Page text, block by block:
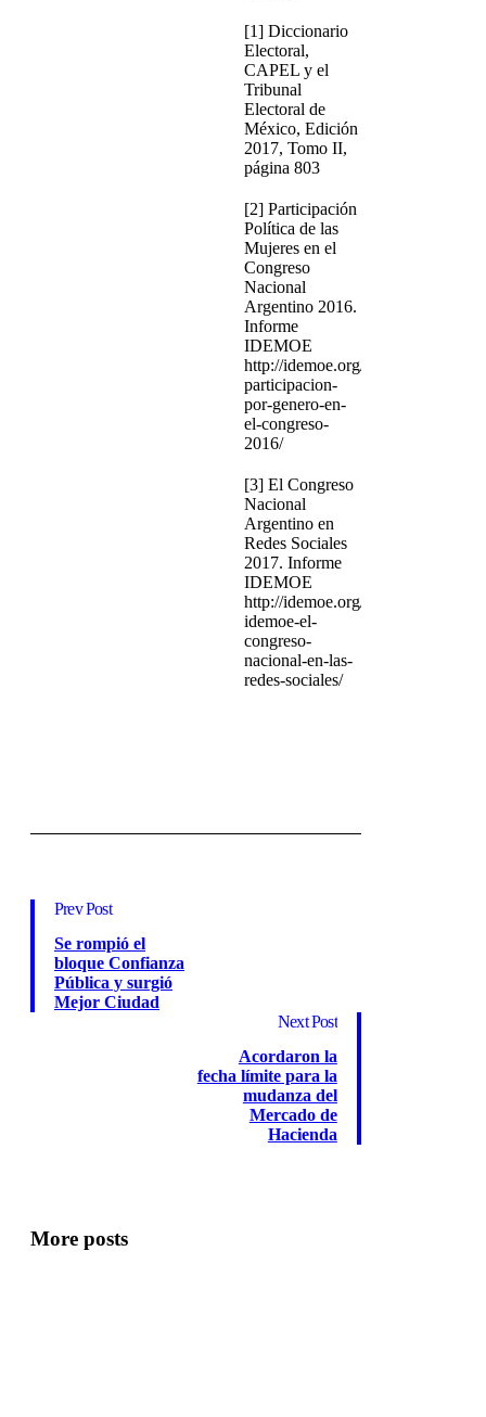
[1] Diccionario
Electoral,
CAPEL y el
Tribunal
Electoral de
México, Edición
2017, Tomo II,
página 803
[2] Participación
Política de las
Mujeres en el
Congreso
Nacional
Argentino 2016.
Informe
IDEMOE
http://idemoe.org/idemoe-
participacion-
por-genero-en-
el-congreso-
2016/
[3] El Congreso
Nacional
Argentino en
Redes Sociales
2017. Informe
IDEMOE
http://idemoe.org/informe-
idemoe-el-
congreso-
nacional-en-las-
redes-sociales/
Prev Post
Se rompió el
bloque Confianza
Pública y surgió
Mejor Ciudad
Next Post
Acordaron la
fecha límite para la
mudanza del
Mercado de
Hacienda
More posts